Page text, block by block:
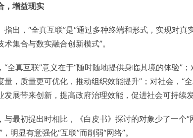
，增益现实
指出，“全真互联”是“通过多种终端和形式，实现对
术集合与数实融合创新模式”。
“全真互联”意义在于“随时随地提供身临其境的体验”
量，质量更可优化，推动组织效能提升”；对社会，“
发展带来创新，提高政府治理效能，促进社会可持续发
与最初提出时相比，《白皮书》探讨的对象少了一个“
明显有意强化“互联”而削弱“网络”。